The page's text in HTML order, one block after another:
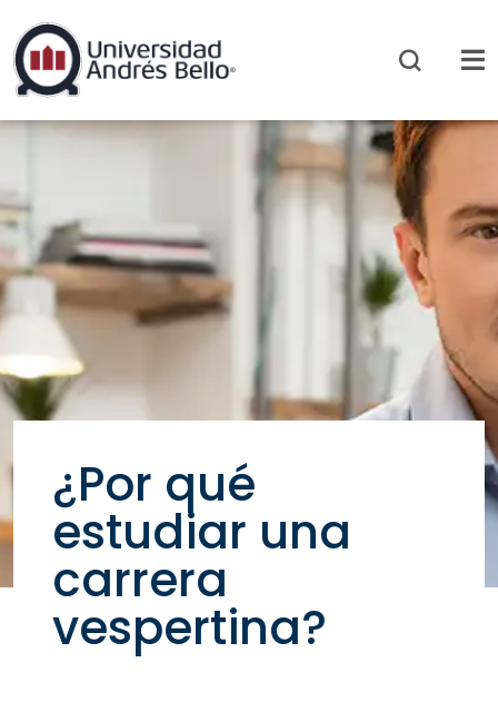
¿Por qué
estudiar una
carrera
vespertina?